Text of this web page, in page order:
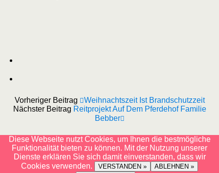
Vorheriger Beitrag
Weihnachtszeit Ist Brandschutzzeit
Nächster Beitrag Reitprojekt Auf Dem Pferdehof Familie
Bebber
Diese Webseite nutzt Cookies, um Ihnen die bestmögliche
Funktionalität bieten zu können. Mit der Nutzung unserer
Dienste erklären Sie sich damit einverstanden, dass wir
Cookies verwenden.
VERSTANDEN » ABLEHNEN »